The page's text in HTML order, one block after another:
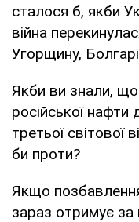
сталося б, якби
війна
Угорщину,
Якби ви знали,
російської
третьої світової
би проти?
Якщо
зараз отримує за